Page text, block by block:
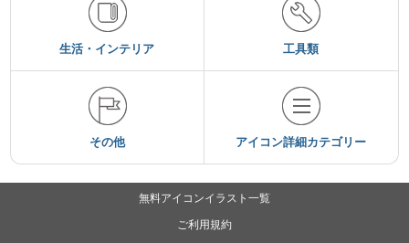
生活・インテリア 工具類
その他 アイコン詳細カテゴリー
無料アイコンイラスト一覧
ご利用規約